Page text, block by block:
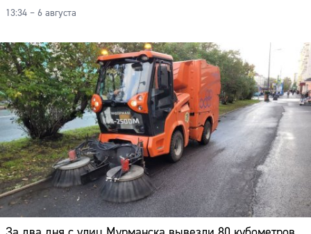
13:34 – 6 августа